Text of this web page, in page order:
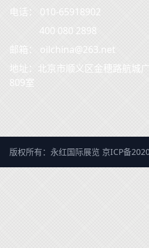
电话： 010-65918902
400 080 2898
邮箱： oilchina@263.net
地址：北京市顺义区金穗路航城
809室
版权所有：永红国际展览 京ICP备